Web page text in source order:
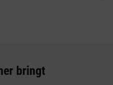
bringt